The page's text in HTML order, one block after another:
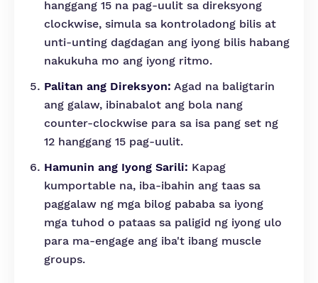
hanggang 15 na pag-uulit sa direksyong
clockwise, simula sa kontroladong bilis at
unti-unting dagdagan ang iyong bilis habang
nakukuha mo ang iyong ritmo.
Palitan ang Direksyon: Agad na baligtarin
ang galaw, ibinabalot ang bola nang
counter-clockwise para sa isa pang set ng
12 hanggang 15 pag-uulit.
Hamunin ang Iyong Sarili: Kapag
kumportable na, iba-ibahin ang taas sa
paggalaw ng mga bilog pababa sa iyong
mga tuhod o pataas sa paligid ng iyong ulo
para ma-engage ang iba't ibang muscle
groups.